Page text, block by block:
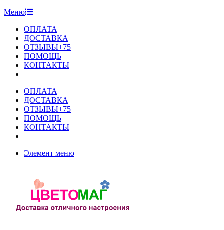
Меню
ОПЛАТА
ДОСТАВКА
ОТЗЫВЫ+75
ПОМОЩЬ
КОНТАКТЫ
ОПЛАТА
ДОСТАВКА
ОТЗЫВЫ+75
ПОМОЩЬ
КОНТАКТЫ
Элемент меню